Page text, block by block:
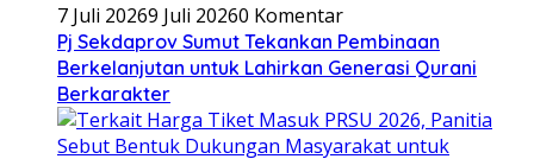
7 Juli 20269 Juli 20260 Komentar
Pj Sekdaprov Sumut Tekankan Pembinaan
Berkelanjutan untuk Lahirkan Generasi Qurani
Berkarakter